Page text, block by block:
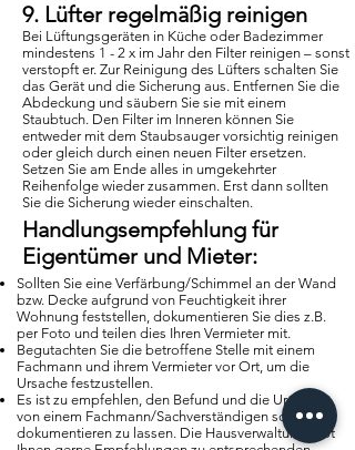
9. Lüfter regelmäßig reinigen
Bei Lüftungsgeräten in Küche oder Badezimmer
mindestens 1 - 2 x im Jahr den Filter reinigen – sonst
verstopft er. Zur Reinigung des Lüfters schalten Sie
das Gerät und die Sicherung aus. Entfernen Sie die
Abdeckung und säubern Sie sie mit einem
Staubtuch. Den Filter im Inneren können Sie
entweder mit dem Staubsauger vorsichtig reinigen
oder gleich durch einen neuen Filter ersetzen.
Setzen Sie am Ende alles in umgekehrter
Reihenfolge wieder zusammen. Erst dann sollten
Sie die Sicherung wieder einschalten.
Handlungsempfehlung für
Eigentümer und Mieter:
Sollten Sie eine Verfärbung/Schimmel an der Wand
bzw. Decke aufgrund von Feuchtigkeit ihrer
Wohnung feststellen, dokumentieren Sie dies z.B.
per Foto und teilen dies Ihren Vermieter mit.
Begutachten Sie die betroffene Stelle mit einem
Fachmann und ihrem Vermieter vor Ort, um die
Ursache festzustellen.
Es ist zu empfehlen, den Befund und die Ursache
von einem Fachmann/Sachverständigen schriftlich
dokumentieren zu lassen. Die Hausverwaltung gibt